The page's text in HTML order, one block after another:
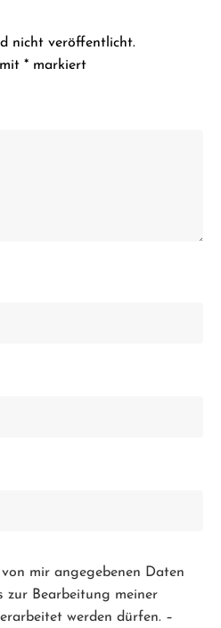
nicht veröffentlicht.
* markiert
mir angegebenen Daten
zur Bearbeitung meiner
werden dürfen. –